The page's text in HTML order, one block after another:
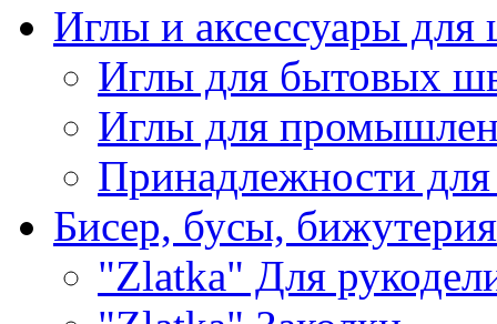
Иглы и аксессуары
Иглы для бытовых
Иглы для
Принадлежности
Бисер, бусы, бижутерия
"Zlatka" Для